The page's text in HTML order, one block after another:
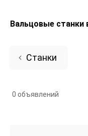
Вальцовые станки
Станки
0 объявлений